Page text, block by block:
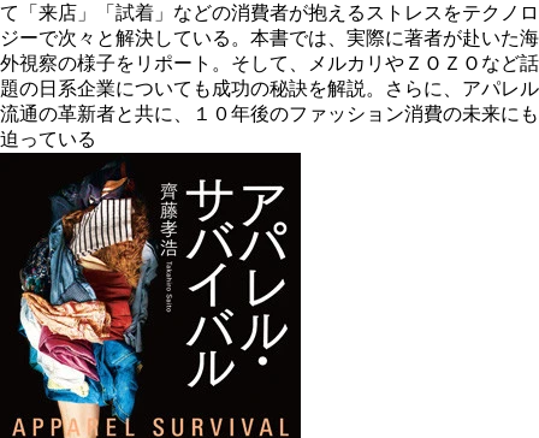
て「来店」「試着」などの消費者が抱えるストレスをテクノロ
ジーで次々と解決している。本書では、実際に著者が赴いた海
外視察の様子をリポート。そして、メルカリやＺＯＺＯなど話
題の日系企業についても成功の秘訣を解説。さらに、アパレル
流通の革新者と共に、１０年後のファッション消費の未来にも
迫っている